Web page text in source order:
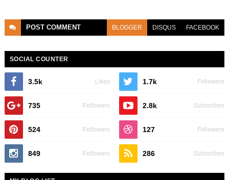
POST COMMENT BLOGGER DISQUS FACEBOOK
SOCIAL COUNTER
3.5k Likes 1.7k Followers
735 Followers 2.8k Subscribes
524 Followers 127 Followers
849 Followers 286 Subscribes